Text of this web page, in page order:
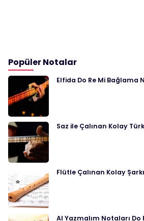
Popüler Notalar
Elfida Do Re Mi Bağlama
Saz ile Çalınan Kolay
Flütle Çalınan Kolay
Al Yazmalım Notaları Do